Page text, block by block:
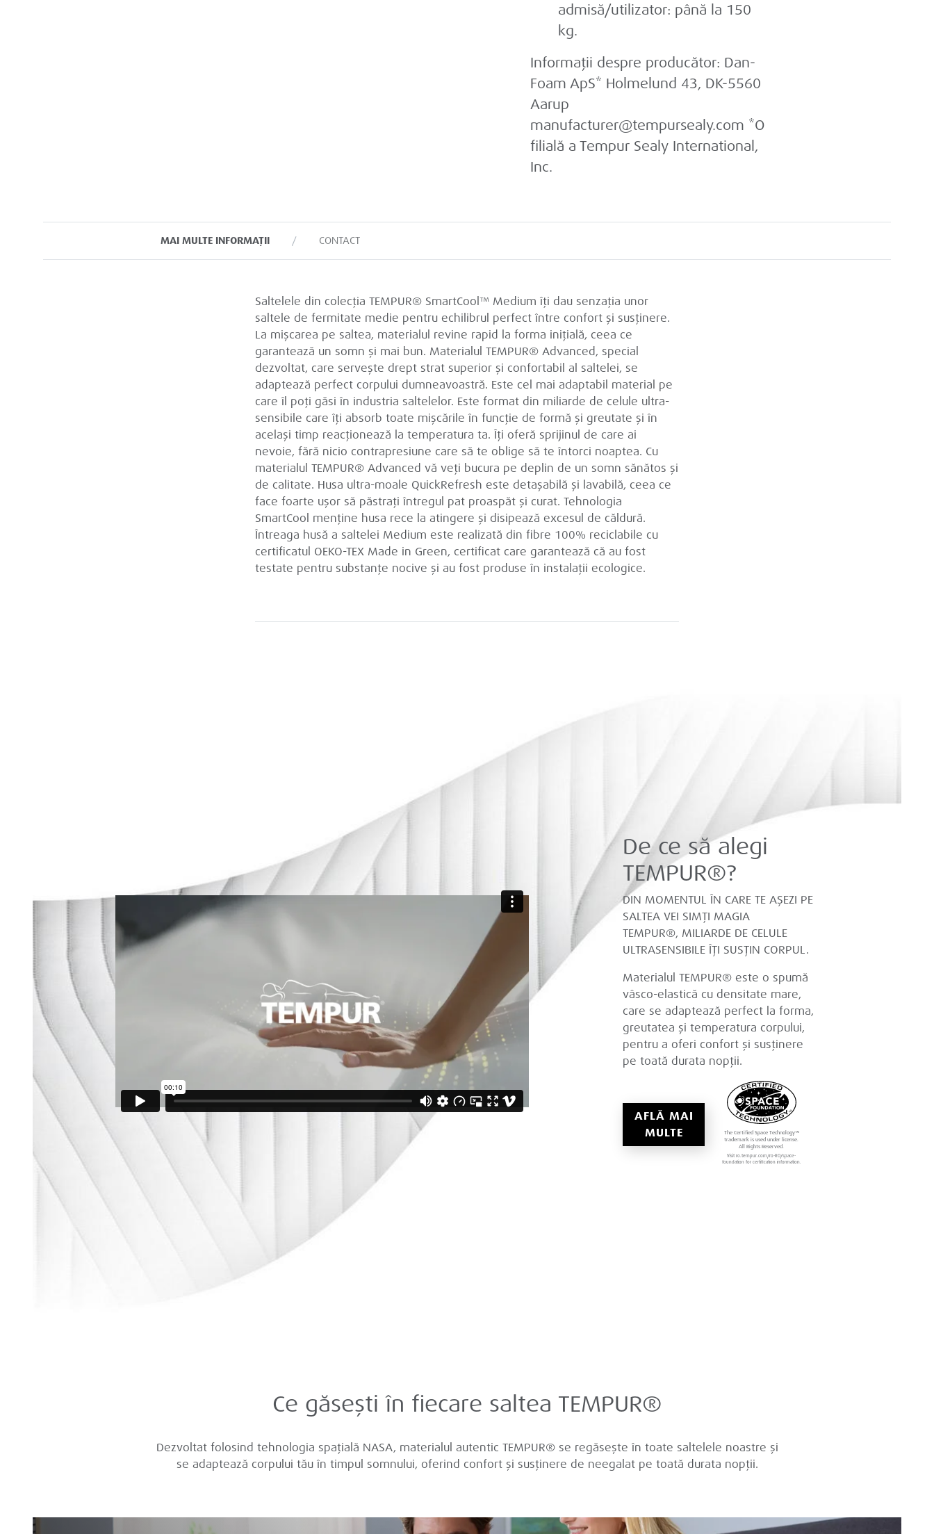
admisă/utilizator: până la 150
kg.
Informații despre producător: Dan-
Foam ApS* Holmelund 43, DK-5560
Aarup
manufacturer@tempursealy.com *O
filială a Tempur Sealy International,
Inc.
MAI MULTE INFORMAȚII CONTACT
Saltelele din colecția TEMPUR® SmartCool™ Medium îți dau senzația unor
saltele de fermitate medie pentru echilibrul perfect între confort și susținere.
La mișcarea pe saltea, materialul revine rapid la forma inițială, ceea ce
garantează un somn și mai bun. Materialul TEMPUR® Advanced, special
dezvoltat, care servește drept strat superior și confortabil al saltelei, se
adaptează perfect corpului dumneavoastră. Este cel mai adaptabil material pe
care îl poți găsi în industria saltelelor. Este format din miliarde de celule ultra-
sensibile care îți absorb toate mișcările în funcție de formă și greutate și în
același timp reacționează la temperatura ta. Îți oferă sprijinul de care ai
nevoie, fără nicio contrapresiune care să te oblige să te întorci noaptea. Cu
materialul TEMPUR® Advanced vă veți bucura pe deplin de un somn sănătos și
de calitate. Husa ultra-moale QuickRefresh este detașabilă și lavabilă, ceea ce
face foarte ușor să păstrați întregul pat proaspăt și curat. Tehnologia
SmartCool menține husa rece la atingere și disipează excesul de căldură.
Întreaga husă a saltelei Medium este realizată din fibre 100% reciclabile cu
certificatul OEKO-TEX Made in Green, certificat care garantează că au fost
testate pentru substanțe nocive și au fost produse în instalații ecologice.
De ce să alegi
TEMPUR®?
DIN MOMENTUL ÎN CARE TE AȘEZI PE
SALTEA VEI SIMȚI MAGIA
TEMPUR®, MILIARDE DE CELULE
ULTRASENSIBILE ÎȚI SUSȚIN CORPUL.
Materialul TEMPUR® este o spumă
vâsco-elastică cu densitate mare,
care se adaptează perfect la forma,
greutatea și temperatura corpului,
pentru a oferi confort și susținere
pe toată durata nopții.
AFLĂ MAI
MULTE
The Certified Space Technology™
trademark is used under license.
All Rights Reserved.
Visit ro.tempur.com/ro-RO/space-
foundation for certification information.
Ce găsești în fiecare saltea TEMPUR®
Dezvoltat folosind tehnologia spațială NASA, materialul autentic TEMPUR® se regăsește în toate saltelele noastre și
se adaptează corpului tău în timpul somnului, oferind confort și susținere de neegalat pe toată durata nopții.